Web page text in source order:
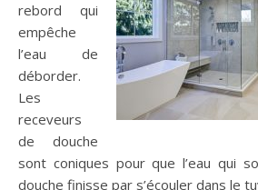
rebord qui
empêche
l’eau de
déborder.
Les
receveurs
de douche
sont coniques pour que l’eau qui
douche finisse par s’écouler dans le